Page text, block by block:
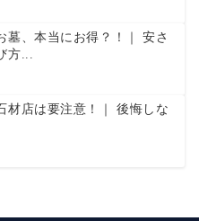
墓、本当にお得？！｜ 安さ
方...
材店は要注意！｜ 後悔しな